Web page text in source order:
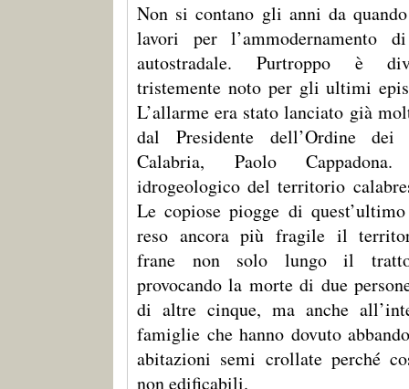
Non si contano gli anni da
lavori per l’ammodernamento
autostradale. Purtroppo è
tristemente noto per gli ultimi
L’allarme era stato lanciato già
dal Presidente dell’Ordine
Calabria, Paolo
idrogeologico del territorio
Le copiose piogge di
reso ancora più fragile il
frane non solo lungo il tratto
provocando la morte di due
di altre cinque, ma anche
famiglie che hanno dovuto
abitazioni semi crollate perché
non edificabili.